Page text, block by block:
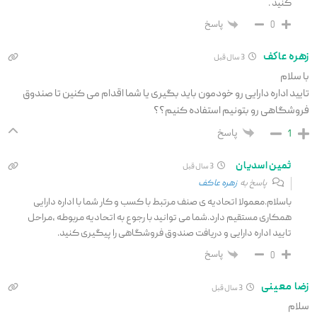
کنید .
0 پاسخ
زهره عاکف 3 سال قبل
با سلام
تایید اداره دارایی رو خودمون باید بگیری یا شما اقدام می کنین تا صندوق
فروشگاهی رو بتونیم استفاده کنیم؟؟
1 پاسخ
ثمین اسدیان
پاسخ بهزهره عاکف
باسلام.معمولا اتحادیه ی صنف مرتبط با کسب و کار شما با اداره دارایی
همکاری مستقیم دارد.شما می توانید با رجوع به اتحادیه مربوطه ،مراحل
تایید اداره دارایی و دریافت صندوق فروشگاهی را پیگیری کنید.
0 پاسخ
زضا معینی 3 سال قبل
سلام